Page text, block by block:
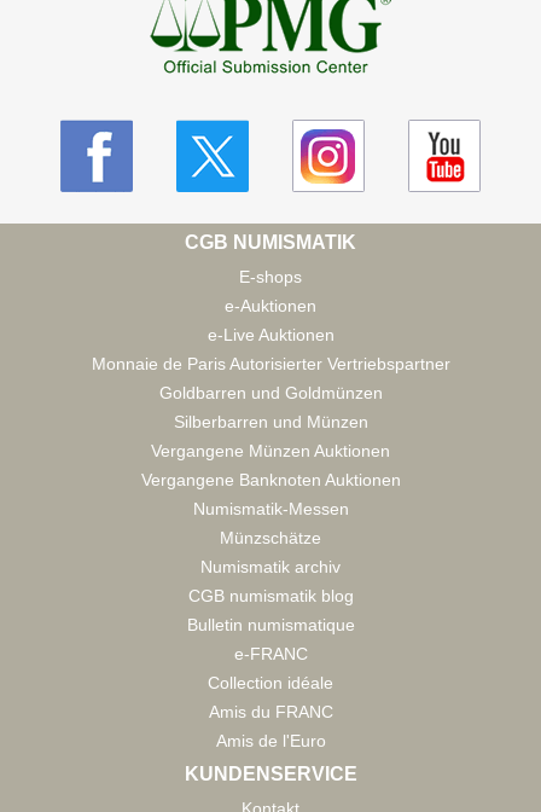
CGB NUMISMATIK
E-shops
e-Auktionen
e-Live Auktionen
Monnaie de Paris Autorisierter Vertriebspartner
Goldbarren und Goldmünzen
Silberbarren und Münzen
Vergangene Münzen Auktionen
Vergangene Banknoten Auktionen
Numismatik-Messen
Münzschätze
Numismatik archiv
CGB numismatik blog
Bulletin numismatique
e-FRANC
Collection idéale
Amis du FRANC
Amis de l'Euro
KUNDENSERVICE
Kontakt